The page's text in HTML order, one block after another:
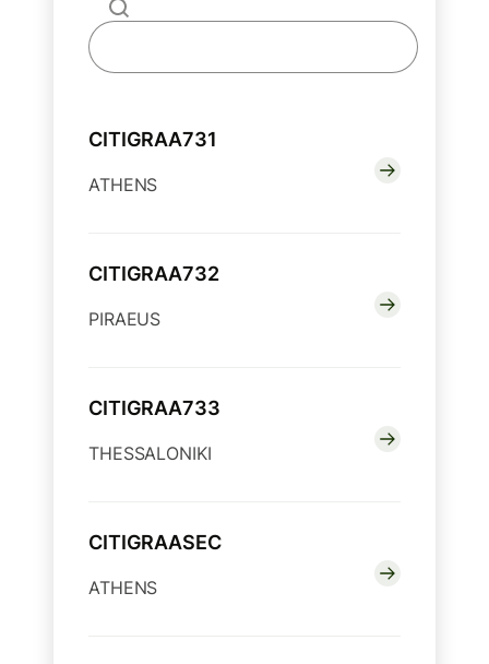
CITIGRAA731
ATHENS
CITIGRAA732
PIRAEUS
CITIGRAA733
THESSALONIKI
CITIGRAASEC
ATHENS